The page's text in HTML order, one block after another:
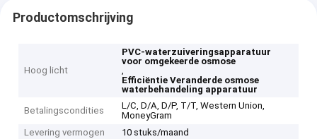
Productomschrijving
Hoog licht
PVC-waterzuiveringsapparatuur
voor omgekeerde osmose
,
Efficiëntie Veranderde osmose
waterbehandeling apparatuur
Betalingscondities
L/C, D/A, D/P, T/T, Western Union,
MoneyGram
Levering vermogen
10 stuks/maand